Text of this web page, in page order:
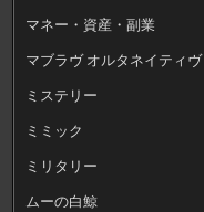
マネー・資産・副業
マブラヴ オルタネイティヴ
ミステリー
ミミック
ミリタリー
ムーの白鯨